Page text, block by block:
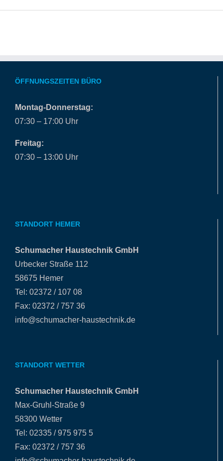
ÖFFNUNGSZEITEN BÜRO
Montag-Donnerstag:
07:30 – 17:00 Uhr
Freitag:
07:30 – 13:00 Uhr
STANDORT HEMER
Schumacher Haustechnik GmbH
Urbecker Straße 112
58675 Hemer
Tel: 02372 / 107 08
Fax: 02372 / 757 36
info@schumacher-haustechnik.de
STANDORT WETTER
Schumacher Haustechnik GmbH
Max-Gruhl-Straße 9
58300 Wetter
Tel: 02335 / 975 975 5
Fax: 02372 / 757 36